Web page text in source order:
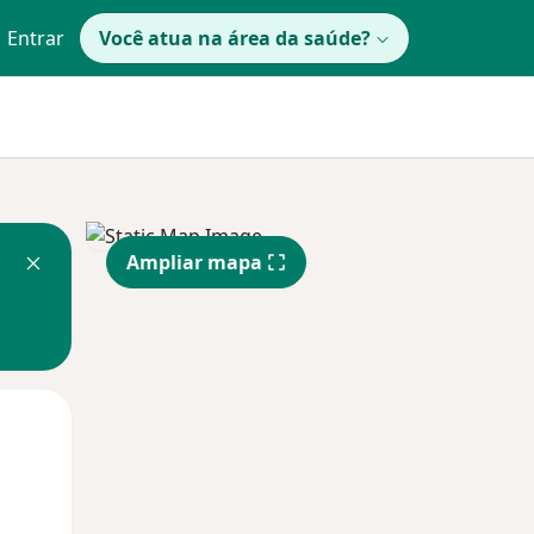
Entrar Você atua na área da saúde?
Ampliar mapa